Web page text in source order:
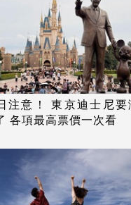
注意！ 東京迪士尼要
各項最高票價一次看